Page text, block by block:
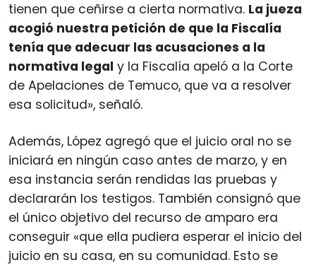
tienen que ceñirse a cierta normativa. La jueza
acogió nuestra petición de que la Fiscalía
tenía que adecuar las acusaciones a la
normativa legal y la Fiscalía apeló a la Corte
de Apelaciones de Temuco, que va a resolver
esa solicitud», señaló.
Además, López agregó que el juicio oral no se
iniciará en ningún caso antes de marzo, y en
esa instancia serán rendidas las pruebas y
declararán los testigos. También consignó que
el único objetivo del recurso de amparo era
conseguir «que ella pudiera esperar el inicio del
juicio en su casa, en su comunidad. Esto se